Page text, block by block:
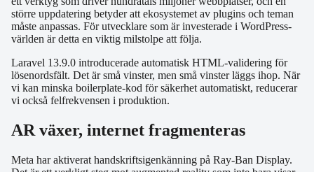
större uppdatering betyder att ekosystemet av plugins och teman
måste anpassas. För utvecklare som är investerade i WordPress-
världen är detta en viktig milstolpe att följa.
Laravel 13.9.0 introducerade automatisk HTML-validering för
lösenordsfält. Det är små vinster, men små vinster läggs ihop. När
vi kan minska boilerplate-kod för säkerhet automatiskt, reducerar
vi också felfrekvensen i produktion.
AR växer, internet fragmenteras
Meta har aktiverat handskriftsigenkänning på Ray-Ban Display.